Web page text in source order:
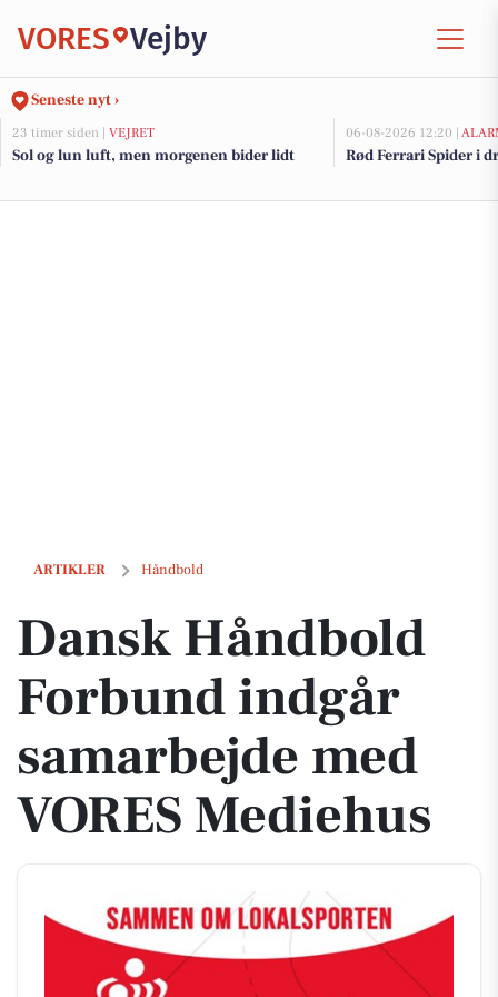
VORES Vejby
Seneste nyt ›
23 timer siden | VEJRET
Sol og lun luft, men morgenen bider lidt
06-08-2026 12:20 |
Rød Ferrari Spider i
ARTIKLER Håndbold
Dansk Håndbold Forbund indgår samarbejde med VORES Mediehus
Dansk Håndbold
Forbund indgår
samarbejde med
VORES Mediehus